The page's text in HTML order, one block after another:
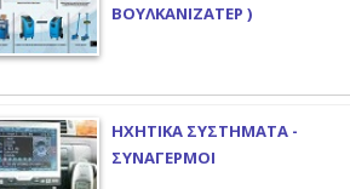
ΒΟΥΛΚΑΝΙΖΑΤΕΡ )
ΗΧΗΤΙΚΑ ΣΥΣΤΗΜΑΤΑ -
ΣΥΝΑΓΕΡΜΟΙ